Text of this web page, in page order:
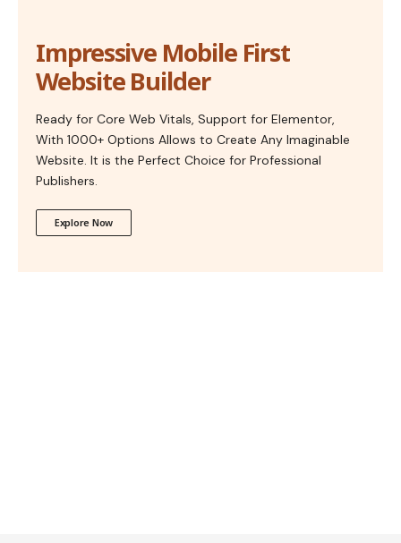
Impressive Mobile First
Website Builder
Ready for Core Web Vitals, Support for Elementor,
With 1000+ Options Allows to Create Any Imaginable
Website. It is the Perfect Choice for Professional
Publishers.
Explore Now